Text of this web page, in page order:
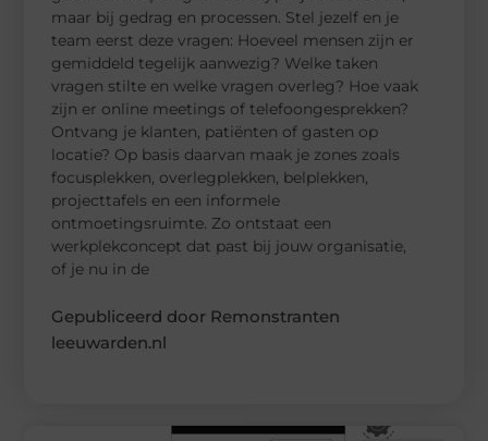
maar bij gedrag en processen. Stel jezelf en je
team eerst deze vragen: Hoeveel mensen zijn er
gemiddeld tegelijk aanwezig? Welke taken
vragen stilte en welke vragen overleg? Hoe vaak
zijn er online meetings of telefoongesprekken?
Ontvang je klanten, patiënten of gasten op
locatie? Op basis daarvan maak je zones zoals
focusplekken, overlegplekken, belplekken,
projecttafels en een informele
ontmoetingsruimte. Zo ontstaat een
werkplekconcept dat past bij jouw organisatie,
of je nu in de
Gepubliceerd door Remonstranten
leeuwarden.nl